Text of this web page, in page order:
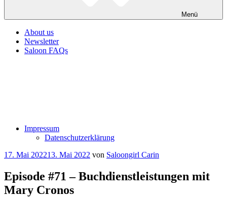
Menü
About us
Newsletter
Saloon FAQs
Impressum
Datenschutzerklärung
Veröffentlicht
17. Mai 202213. Mai 2022 von Saloongirl Carin
Episode #71 – Buchdienstleistungen mit
Mary Cronos